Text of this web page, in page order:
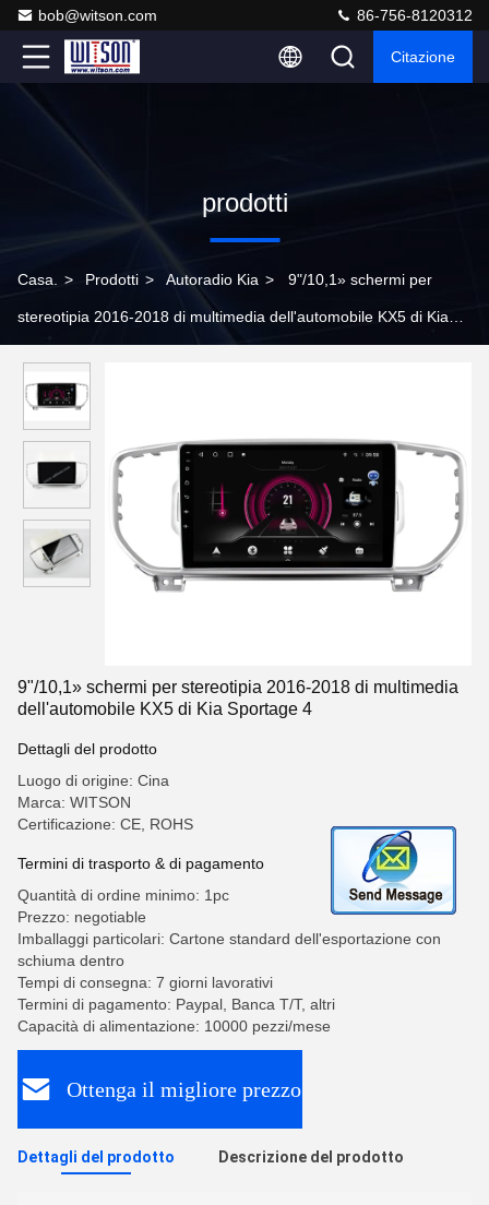
bob@witson.com 86-756-8120312
Citazione
prodotti
Casa. > Prodotti > Autoradio Kia > 9"/10,1» schermi per
stereotipia 2016-2018 di multimedia dell'automobile KX5 di Kia
9"/10,1» schermi per stereotipia 2016-2018 di multimedia
dell'automobile KX5 di Kia Sportage 4
Dettagli del prodotto
Luogo di origine: Cina
Marca: WITSON
Certificazione: CE, ROHS
Termini di trasporto & di pagamento
Quantità di ordine minimo: 1pc
Prezzo: negotiable
Imballaggi particolari: Cartone standard dell'esportazione con
schiuma dentro
Tempi di consegna: 7 giorni lavorativi
Termini di pagamento: Paypal, Banca T/T, altri
Capacità di alimentazione: 10000 pezzi/mese
Ottenga il migliore prezzo
Dettagli del prodotto Descrizione del prodotto